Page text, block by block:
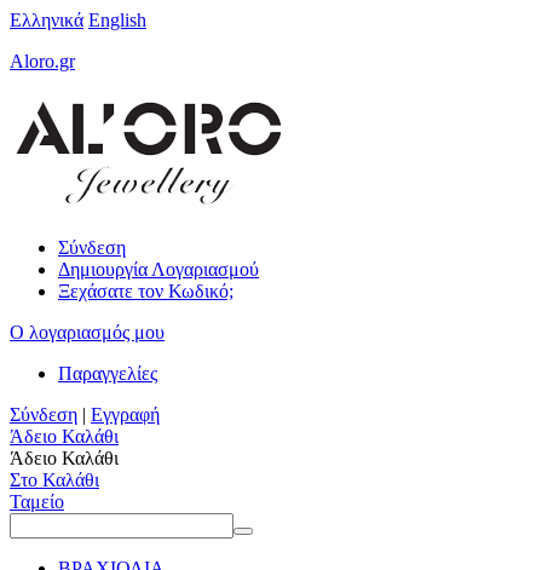
Ελληνικά English
Aloro.gr
Σύνδεση
Δημιουργία Λογαριασμού
Ξεχάσατε τον Κωδικό;
Ο λογαριασμός μου
Παραγγελίες
Σύνδεση | Εγγραφή
Άδειο Καλάθι
Άδειο Καλάθι
Στο Καλάθι
Ταμείο